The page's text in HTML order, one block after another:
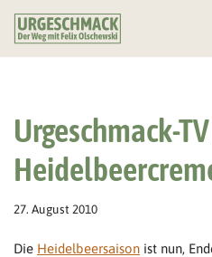
Zum
Urgeschmack-
27. August 2010
Die Heidelbeersaison ist nun,